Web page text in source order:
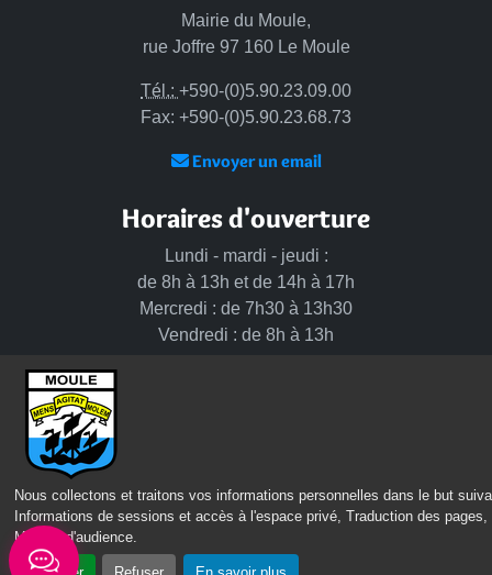
Nous collectons et traitons vos informations personnelles dans le but
Informations de sessions et accès à l'espace privé, Traduction des pages,
Mesure d'audience.
Mairie du Moule,
rue Joffre 97 160 Le Moule
Tél.: +590-(0)5.90.23.09.00
Fax: +590-(0)5.90.23.68.73
Envoyer un email
Horaires d'ouverture
Lundi - mardi - jeudi :
de 8h à 13h et de 14h à 17h
Mercredi : de 7h30 à 13h30
Vendredi : de 8h à 13h
Communauté d’agglomération du Nord Grande-Terre
Nos sites
Portail des Médiathèques Nord Guadeloupe